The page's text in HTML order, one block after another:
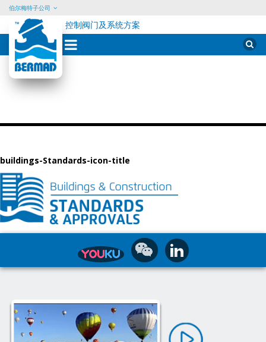
Skip
to
content
伯尔梅特子公司
控制阀门及系统方案
for:
buildings-Standards-icon-title